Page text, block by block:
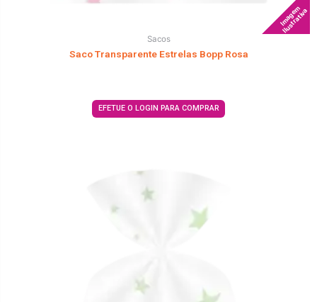
Imagem
Ilustrativa
Sacos
Saco Transparente Estrelas Bopp Rosa
EFETUE O LOGIN PARA COMPRAR